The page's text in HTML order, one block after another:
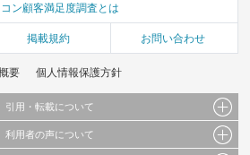
ン顧客満足度調査とは
掲載規約 お問い合わせ
要 個人情報保護方針
引用・転載について
文字、写真、イラスト、画像データ等）及びこれらの配
利用者の声について